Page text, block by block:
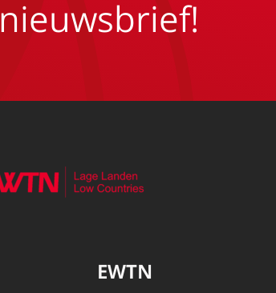
nieuwsbrief!
EWTN